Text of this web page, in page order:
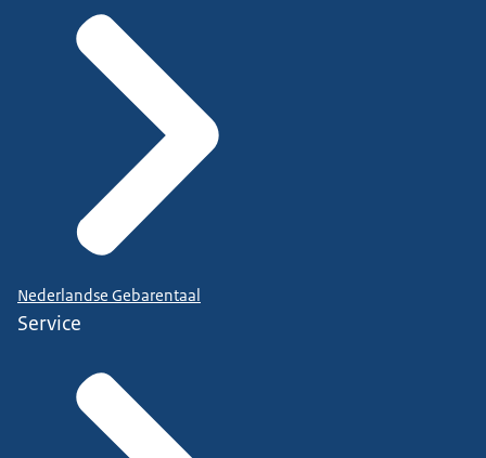
Nederlandse Gebarentaal
Service